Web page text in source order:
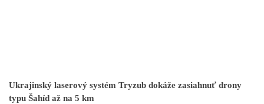
Ukrajinský laserový systém Tryzub dokáže zasiahnuť drony
typu Šahíd až na 5 km